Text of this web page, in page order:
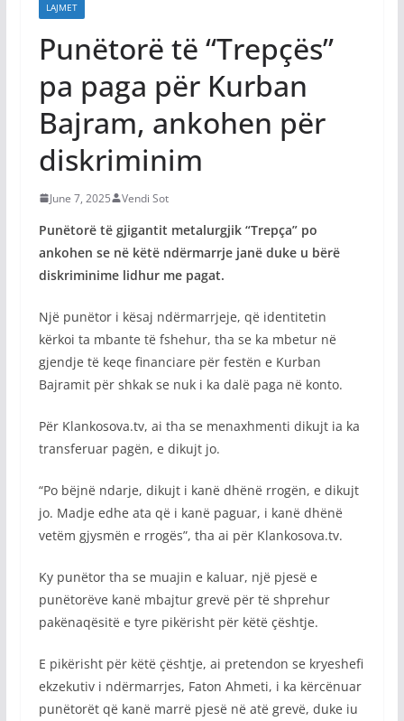
LAJMET
Punëtorë të “Trepçës”
pa paga për Kurban
Bajram, ankohen për
diskriminim
June 7, 2025 Vendi Sot
Punëtorë të gjigantit metalurgjik “Trepça” po
ankohen se në këtë ndërmarrje janë duke u bërë
diskriminime lidhur me pagat.
Një punëtor i kësaj ndërmarrjeje, që identitetin
kërkoi ta mbante të fshehur, tha se ka mbetur në
gjendje të keqe financiare për festën e Kurban
Bajramit për shkak se nuk i ka dalë paga në konto.
Për Klankosova.tv, ai tha se menaxhmenti dikujt ia ka
transferuar pagën, e dikujt jo.
“Po bëjnë ndarje, dikujt i kanë dhënë rrogën, e dikujt
jo. Madje edhe ata që i kanë paguar, i kanë dhënë
vetëm gjysmën e rrogës”, tha ai për Klankosova.tv.
Ky punëtor tha se muajin e kaluar, një pjesë e
punëtorëve kanë mbajtur grevë për të shprehur
pakënaqësitë e tyre pikërisht për këtë çështje.
E pikërisht për këtë çështje, ai pretendon se kryeshefi
ekzekutiv i ndërmarrjes, Faton Ahmeti, i ka kërcënuar
punëtorët që kanë marrë pjesë në atë grevë, duke iu